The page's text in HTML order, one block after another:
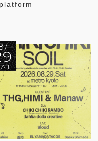
platform